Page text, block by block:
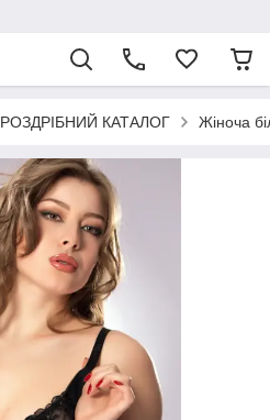
РОЗДРІБНИЙ КАТАЛОГ Жіноча